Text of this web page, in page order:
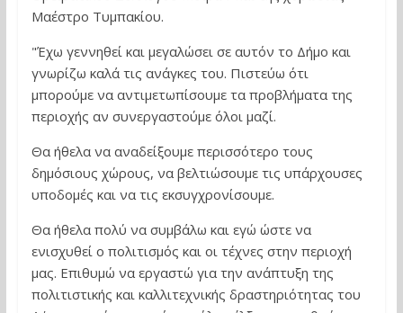
Μαέστρο Τυμπακίου.
"Έχω γεννηθεί και μεγαλώσει σε αυτόν το Δήμο και
γνωρίζω καλά τις ανάγκες του. Πιστεύω ότι
μπορούμε να αντιμετωπίσουμε τα προβλήματα της
περιοχής αν συνεργαστούμε όλοι μαζί.
Θα ήθελα να αναδείξουμε περισσότερο τους
δημόσιους χώρους, να βελτιώσουμε τις υπάρχουσες
υποδομές και να τις εκσυγχρονίσουμε.
Θα ήθελα πολύ να συμβάλω και εγώ ώστε να
ενισχυθεί ο πολιτισμός και οι τέχνες στην περιοχή
μας. Επιθυμώ να εργαστώ για την ανάπτυξη της
πολιτιστικής και καλλιτεχνικής δραστηριότητας του